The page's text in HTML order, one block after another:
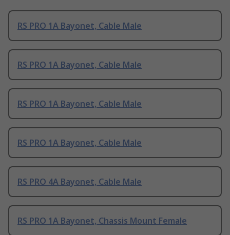
RS PRO 1A Bayonet, Cable Male
RS PRO 1A Bayonet, Cable Male
RS PRO 1A Bayonet, Cable Male
RS PRO 1A Bayonet, Cable Male
RS PRO 4A Bayonet, Cable Male
RS PRO 1A Bayonet, Chassis Mount Female